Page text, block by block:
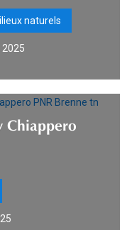
naturels
Chiappero